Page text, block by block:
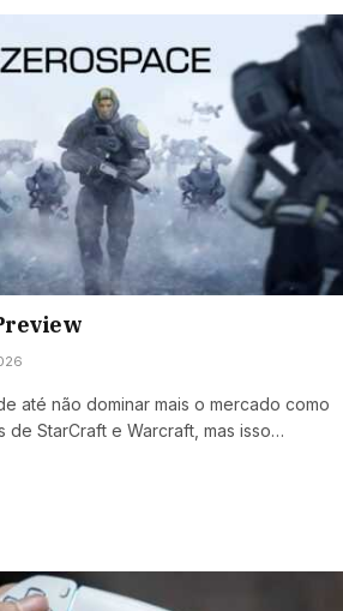
até não dominar mais o mercado como
de StarCraft e Warcraft, mas isso…